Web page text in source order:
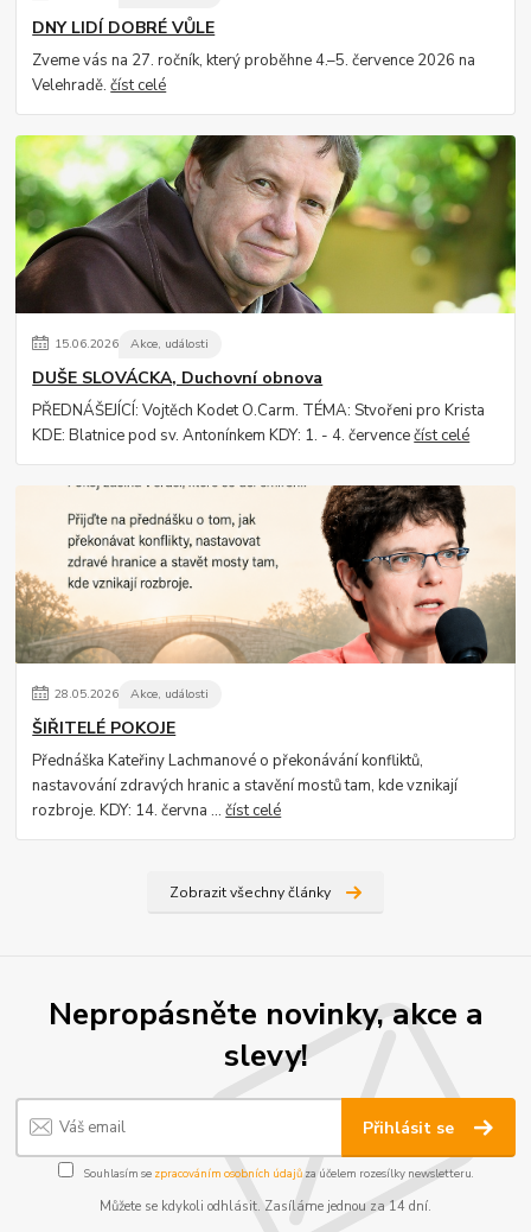
DNY LIDÍ DOBRÉ VŮLE
Zveme vás na 27. ročník, který proběhne 4.–5. července 2026 na
Velehradě.číst celé
15.06.2026 Akce, události
DUŠE SLOVÁCKA, Duchovní obnova
PŘEDNÁŠEJÍCÍ: Vojtěch Kodet O.Carm. TÉMA: Stvořeni pro Krista
KDE: Blatnice pod sv. Antonínkem KDY: 1. - 4. červencečíst celé
28.05.2026 Akce, události
ŠIŘITELÉ POKOJE
Přednáška Kateřiny Lachmanové o překonávání konfliktů,
nastavování zdravých hranic a stavění mostů tam, kde vznikají
rozbroje. KDY: 14. června ...číst celé
Zobrazit všechny články
Nepropásněte novinky, akce a
slevy!
Přihlásit se
Souhlasím se zpracováním osobních údajůza účelem rozesílky newsletteru.
Můžete se kdykoli odhlásit. Zasíláme jednou za 14 dní.